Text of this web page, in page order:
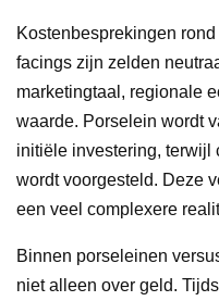
Kostenbesprekingen
facings zijn zelden
marketingtaal, regionale
waarde. Porselein wordt
initiële investering, terwijl
wordt voorgesteld. Deze
een veel complexere
Binnen porseleinen
niet alleen over geld.